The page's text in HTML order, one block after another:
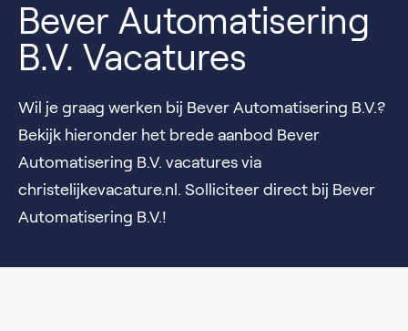
Bever Automatisering
B.V. Vacatures
Wil je graag werken bij Bever Automatisering B.V.?
Bekijk hieronder het brede aanbod Bever
Automatisering B.V. vacatures via
christelijkevacature.nl. Solliciteer direct bij Bever
Automatisering B.V.!